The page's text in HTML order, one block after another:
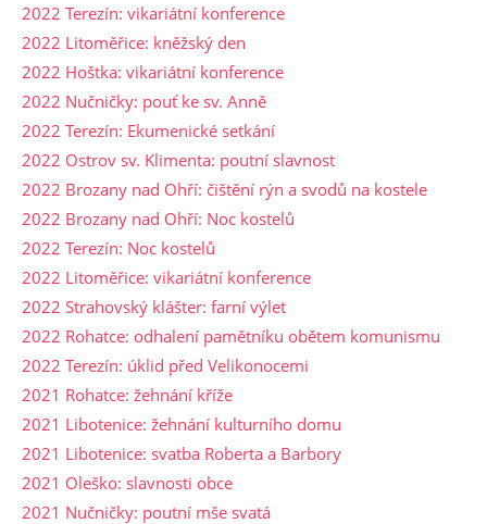
2022 Terezín: vikariátní konference
2022 Litoměřice: kněžský den
2022 Hoštka: vikariátní konference
2022 Nučničky: pouť ke sv. Anně
2022 Terezín: Ekumenické setkání
2022 Ostrov sv. Klimenta: poutní slavnost
2022 Brozany nad Ohří: čištění rýn a svodů na kostele
2022 Brozany nad Ohří: Noc kostelů
2022 Terezín: Noc kostelů
2022 Litoměřice: vikariátní konference
2022 Strahovský klášter: farní výlet
2022 Rohatce: odhalení pamětníku obětem komunismu
2022 Terezín: úklid před Velikonocemi
2021 Rohatce: žehnání kříže
2021 Libotenice: žehnání kulturního domu
2021 Libotenice: svatba Roberta a Barbory
2021 Oleško: slavnosti obce
2021 Nučničky: poutní mše svatá